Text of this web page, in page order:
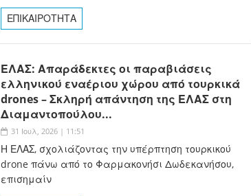
ΕΠΙΚΑΙΡΟΤΗΤΑ
ΕΛΑΣ: Απαράδεκτες οι παραβιάσεις
ελληνικού εναέριου χώρου από τουρκικά
drones – Σκληρή απάντηση της ΕΛΑΣ στη
Διαμαντοπούλου...
31 Ιουλ, 2026 | 11:51
Η ΕΛΑΣ, σχολιάζοντας την υπέρπτηση τουρκικού
drone πάνω από το Φαρμακονήσι Δωδεκανήσου,
επισημαίν